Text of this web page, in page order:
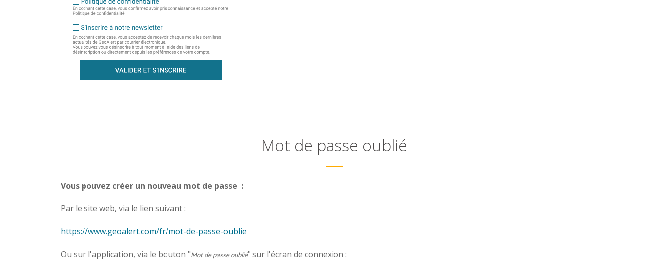
Mot de passe oublié
Vous pouvez créer un nouveau mot de passe :
Par le site web, via le lien suivant :
https://www.geoalert.com/fr/mot-de-passe-oublie
Ou sur l'application, via le bouton "Mot de passe oublié" sur l'écran de connexion :